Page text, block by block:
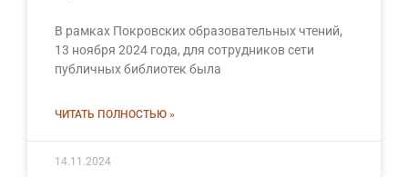
В рамках Покровских образовательных чтений,
13 ноября 2024 года, для сотрудников сети
публичных библиотек была
ЧИТАТЬ ПОЛНОСТЬЮ »
14.11.2024